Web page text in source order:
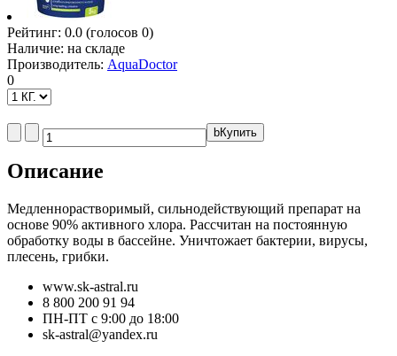
Рейтинг: 0.0 (голосов 0)
Наличие: на складе
Производитель: AquaDoctor
0
bКупить
Описание
Медленнорастворимый, сильнодействующий препарат на
основе 90% активного хлора. Рассчитан на постоянную
обработку воды в бассейне. Уничтожает бактерии, вирусы,
плесень, грибки.
www.sk-astral.ru
8 800 200 91 94
ПН-ПТ с 9:00 до 18:00
sk-astral@yandex.ru